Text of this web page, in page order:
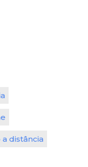
distância